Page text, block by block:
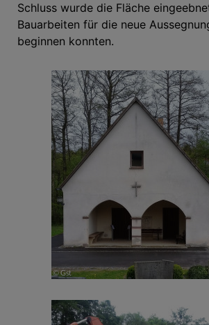
Schluss wurde die Fläche
Bauarbeiten für die neue
beginnen konnten.